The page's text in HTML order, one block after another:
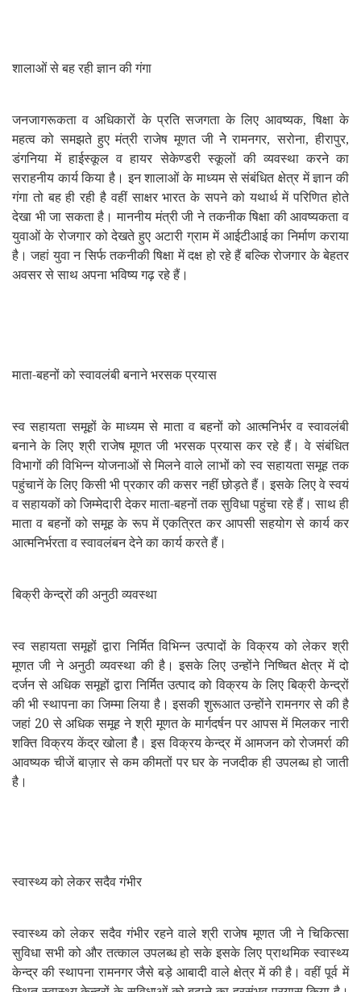
शालाओं से बह रही ज्ञान की गंगा
जनजागरूकता व अधिकारों के प्रति सजगता के लिए आवष्यक, षिक्षा के
महत्व को समझते हुए मंत्री राजेष मूणत जी नेे रामनगर, सरोना, हीरापुर,
डंगनिया में हाईस्कूल व हायर सेकेण्डरी स्कूलों की व्यवस्था करने का
सराहनीय कार्य किया है। इन शालाओं के माध्यम से संबंधित क्षेत्र में ज्ञान की
गंगा तो बह ही रही है वहीं साक्षर भारत के सपने को यथार्थ में परिणित होते
देखा भी जा सकता है। माननीय मंत्री जी ने तकनीक षिक्षा की आवष्यकता व
युवाओं के रोजगार को देखते हुए अटारी ग्राम में आईटीआई का निर्माण कराया
है। जहां युवा न सिर्फ तकनीकी षिक्षा में दक्ष हो रहे हैं बल्कि रोजगार के बेहतर
अवसर से साथ अपना भविष्य गढ़ रहे हैं।
माता-बहनों को स्वावलंबी बनाने भरसक प्रयास
स्व सहायता समूहों के माध्यम से माता व बहनों को आत्मनिर्भर व स्वावलंबी
बनाने के लिए श्री राजेष मूणत जी भरसक प्रयास कर रहे हैं। वे संबंधित
विभागों की विभिन्न योजनाओं से मिलने वाले लाभों को स्व सहायता समूह तक
पहुंचानें के लिए किसी भी प्रकार की कसर नहीं छोड़ते हैं। इसके लिए वे स्वयं
व सहायकों को जिम्मेदारी देकर माता-बहनों तक सुविधा पहुंचा रहे हैं। साथ ही
माता व बहनों को समूह के रूप में एकत्रित कर आपसी सहयोग से कार्य कर
आत्मनिर्भरता व स्वावलंबन देने का कार्य करते हैं।
बिक्री केन्द्रों की अनुठी व्यवस्था
स्व सहायता समूहों द्वारा निर्मित विभिन्न उत्पादों के विक्रय को लेकर श्री
मूणत जी ने अनुठी व्यवस्था की है। इसके लिए उन्होंने निष्चित क्षेत्र में दो
दर्जन से अधिक समूहों द्वारा निर्मित उत्पाद को विक्रय के लिए बिक्री केन्द्रों
की भी स्थापना का जिम्मा लिया है। इसकी शुरूआत उन्होंने रामनगर से की है
जहां 20 से अधिक समूह ने श्री मूणत के मार्गदर्षन पर आपस में मिलकर नारी
शक्ति विक्रय केंद्र खोला हैै। इस विक्रय केन्द्र में आमजन को रोजमर्रा की
आवष्यक चीजें बाज़ार से कम कीमतों पर घर के नजदीक ही उपलब्ध हो जाती
है।
स्वास्थ्य को लेकर सदैव गंभीर
स्वास्थ्य को लेकर सदैव गंभीर रहने वाले श्री राजेष मूणत जी ने चिकित्सा
सुविधा सभी को और तत्काल उपलब्ध हो सके इसके लिए प्राथमिक स्वास्थ्य
केन्द्र की स्थापना रामनगर जैसे बड़े आबादी वाले क्षेत्र में की है। वहीं पूर्व में